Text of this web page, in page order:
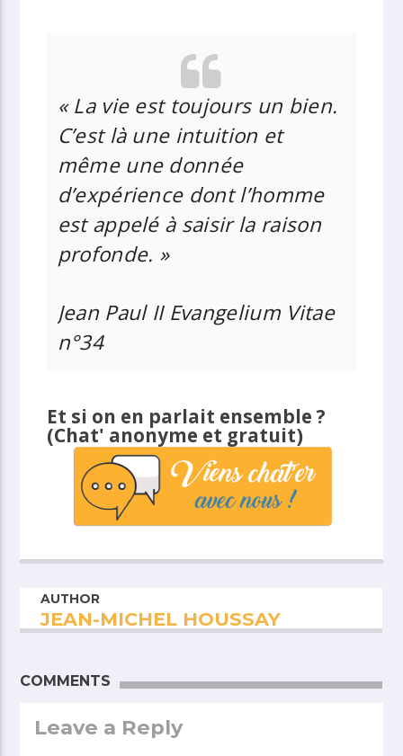
«La vie est toujours un bien.
C’est là une intuition et
même une donnée
d’expérience dont l’homme
est appelé à saisir la raison
profonde. »
Jean Paul II Evangelium Vitae
n°34
Et si on en parlait ensemble ?
(Chat' anonyme et gratuit)
AUTHOR
JEAN-MICHEL HOUSSAY
COMMENTS
Leave a Reply